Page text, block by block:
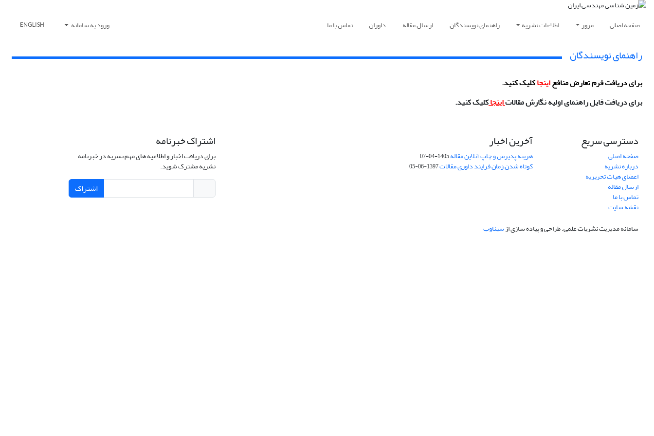
صفحه اصلی مرور اطلاعات نشریه راهنمای نویسندگان ارسال مقاله داوران تماس با ما ورود به سامانه ENGLISH
راهنمای نویسندگان
برای دریافت فرم تعارض منافعاینجاکلیک کنید.
برای دریافت فایل راهنمای اولیه نگارش مقالاتاینجاکلیک کنید.
دسترسی سریع
صفحه اصلی
درباره نشریه
اعضای هیات تحریریه
ارسال مقاله
تماس با ما
نقشه سایت
آخرین اخبار
هزینه پذیرش و چاپ آنلاین مقاله1405-04-07
کوتاه شدن زمان فرایند داوری مقالات1397-06-05
اشتراک خبرنامه
برای دریافت اخبار و اطلاعیه های مهم نشریه در خبرنامه
نشریه مشترک شوید.
اشتراک
سامانه مدیریت نشریات علمی.طراحی و پیاده سازی ازسیناوب